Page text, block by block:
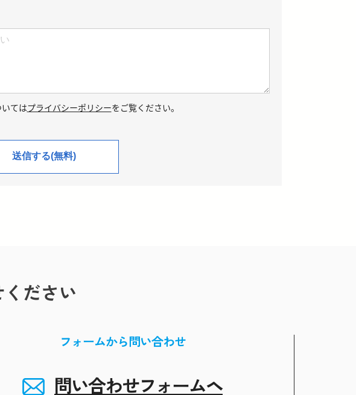
てはプライバシーポリシーをご覧ください。
ださい
フォームから問い合わせ
問い合わせフォームヘ